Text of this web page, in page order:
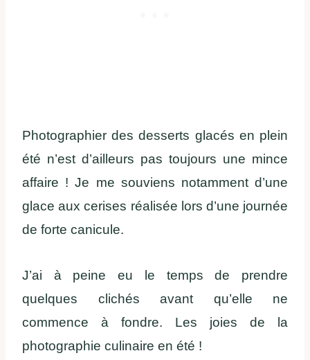
Photographier des desserts glacés en plein
été n’est d’ailleurs pas toujours une mince
affaire ! Je me souviens notamment d’une
glace aux cerises réalisée lors d’une journée
de forte canicule.
J’ai à peine eu le temps de prendre
quelques clichés avant qu’elle ne
commence à fondre. Les joies de la
photographie culinaire en été !